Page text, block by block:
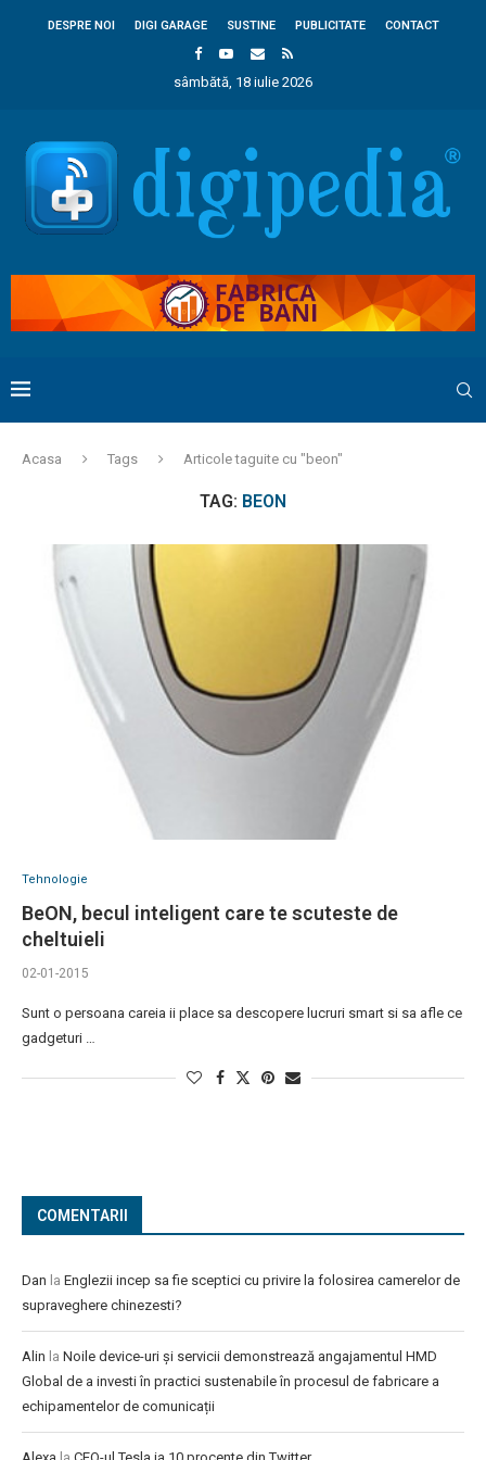
DESPRE NOI DIGI GARAGE SUSTINE PUBLICITATE CONTACT
sâmbătă, 18 iulie 2026
Acasa Tags Articole taguite cu "beon"
TAG: BEON
Tehnologie
BeON, becul inteligent care te scuteste de
cheltuieli
02-01-2015
Sunt o persoana careia ii place sa descopere lucruri smart si sa afle ce
gadgeturi …
COMENTARII
Dan la Englezii incep sa fie sceptici cu privire la folosirea camerelor de
supraveghere chinezesti?
Alin la Noile device-uri și servicii demonstrează angajamentul HMD
Global de a investi în practici sustenabile în procesul de fabricare a
echipamentelor de comunicații